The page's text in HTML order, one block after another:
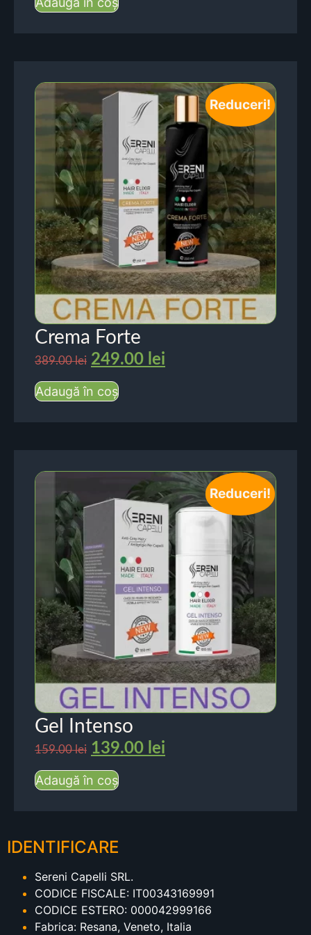
Reduceri!
Crema Forte
389.00lei 249.00 lei
Adaugă în coș
Reduceri!
Gel Intenso
159.00lei 139.00 lei
Adaugă în coș
IDENTIFICARE
Sereni Capelli SRL.
CODICE FISCALE: IT00343169991
CODICE ESTERO: 000042999166
Fabrica: Resana, Veneto, Italia